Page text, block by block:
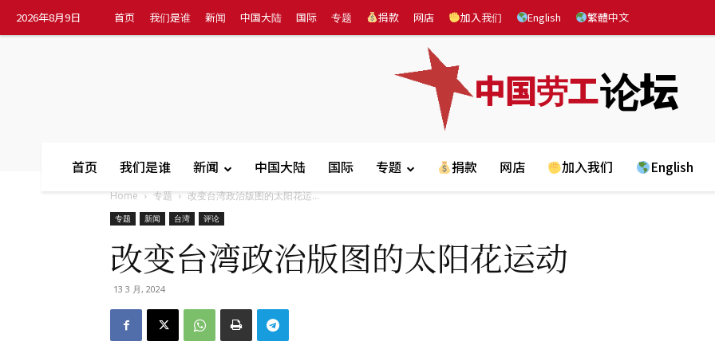
2026年8月9日 首页 我们是谁 新闻 中国大陆 国际 专题 捐款 网店 加入我们 English 繁體中文
中国劳工论坛
首页 我们是谁 新闻 中国大陆 国际 专题 捐款 网店 加入我们 English
Home 专题 改变台湾政治版图的太阳花运...
专题 新闻 台湾 评论
改变台湾政治版图的太阳花运动
13 3 月, 2024